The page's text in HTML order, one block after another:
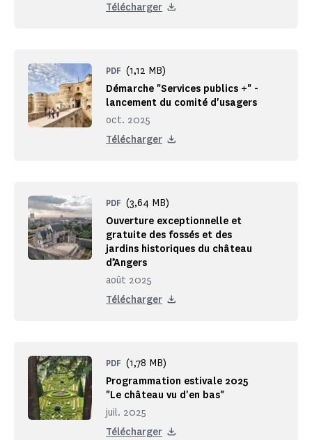
Télécharger
Démarche "Services publics +" -
lancement du comité d'usagers
oct. 2025
PDF (1,12 MB)
Télécharger
Ouverture exceptionnelle et
gratuite des fossés et des
jardins historiques du château
d’Angers
août 2025
PDF (3,64 MB)
Télécharger
Programmation estivale 2025
"Le château vu d'en bas"
juil. 2025
PDF (1,78 MB)
Télécharger